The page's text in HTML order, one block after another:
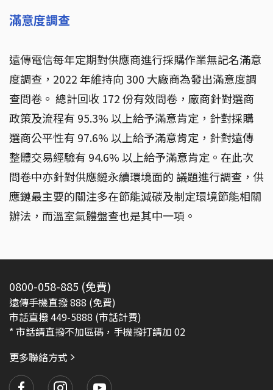
滿意度調查
遠傳電信每年定期對供應商進行採購作業無記名滿意
度調查，2022 年維持向 300 大廠商為發出滿意度調
查問卷。 總計回收 172 份有效問卷，廠商針對選商
政策及流程有 95.3% 以上給予滿意肯定，針對採購
選商公平性有 97.6% 以上給予滿意肯定，針對遠傳
整體交易經驗有 94.6% 以上給予滿意肯定。在此次
問卷中亦針對供應鏈永續環境面的 議題進行調查，供
應鏈最主要的關注多在節能減碳及制定環境節能相關
辦法，而溫室氣體盤查也是其中一項。
0800-058-885 (免費)
遠傳手機直撥 888 (免費)
市話直撥 449-5888 (市話計費)
* 市話請直撥不加區碼，手機撥打請加 02
更多聯絡方式